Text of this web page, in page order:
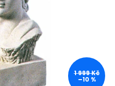
1 999 Kč
–10 %